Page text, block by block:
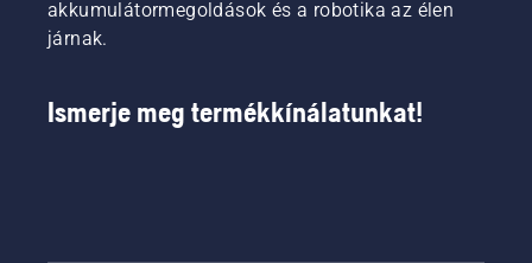
akkumulátormegoldások és a robotika az élen
járnak.
Ismerje meg termékkínálatunkat!